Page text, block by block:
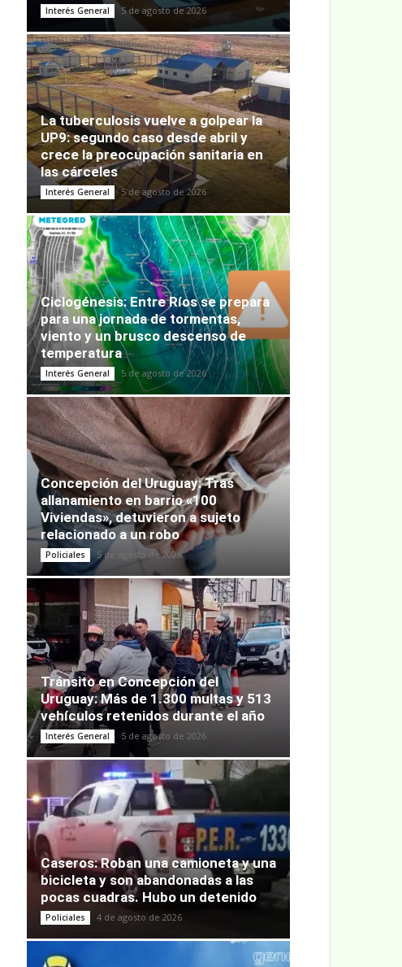
Interés General 5 de agosto de 2026
La tuberculosis vuelve a golpear la
UP9: segundo caso desde abril y
crece la preocupación sanitaria en
las cárceles
Interés General 5 de agosto de 2026
Ciclogénesis: Entre Ríos se prepara
para una jornada de tormentas,
viento y un brusco descenso de
temperatura
Interés General 5 de agosto de 2026
Concepción del Uruguay: Tras
allanamiento en barrio «100
Viviendas», detuvieron a sujeto
relacionado a un robo
Policiales 5 de agosto de 2026
Tránsito en Concepción del
Uruguay: Más de 1.300 multas y 513
vehículos retenidos durante el año
Interés General 5 de agosto de 2026
Caseros: Roban una camioneta y una
bicicleta y son abandonadas a las
pocas cuadras. Hubo un detenido
Policiales 4 de agosto de 2026